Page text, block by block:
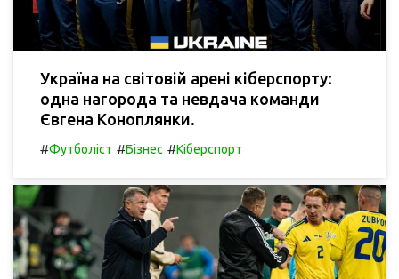
Україна на світовій арені кіберспорту:
одна нагорода та невдача команди
Євгена Коноплянки.
#Футболіст #Бізнес #Кіберспорт